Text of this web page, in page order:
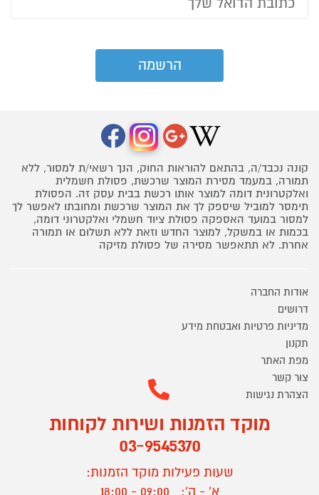
קונה נכבד/ה, בהתאם להוראות החוק, הנך רשאי/ת למסור, ללא
תמורה, במעמד מסירת המוצר שרכשת, פסולת חשמלית
ואלקטרונית דומה למוצר אותו רכשת בבית עסק זה. הפסולת
תימסר למוביל שיספק לך את המוצר שרכשת ומחובתו לאפשר לך
למסור במועד האספקה פסולת ציוד חשמלי ואלקטרוני דומה,
בכמות או במשקל, למוצר החדש וזאת ללא תשלום או תמורה
אחרת. לא תתאפשר מסירה של פסולת מזיקה
אודות החברה
דרושים
מדיניות פרטיות ואבטחת מידע
תקנון
מפת האתר
צור קשר
הצהרת נגישות
מוקד הזמנות ושירות לקוחות
03-9545370
שעות פעילות מוקד הזמנות:
א' - ה':
09:00 - 18:00